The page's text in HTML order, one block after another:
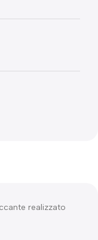
realizzato